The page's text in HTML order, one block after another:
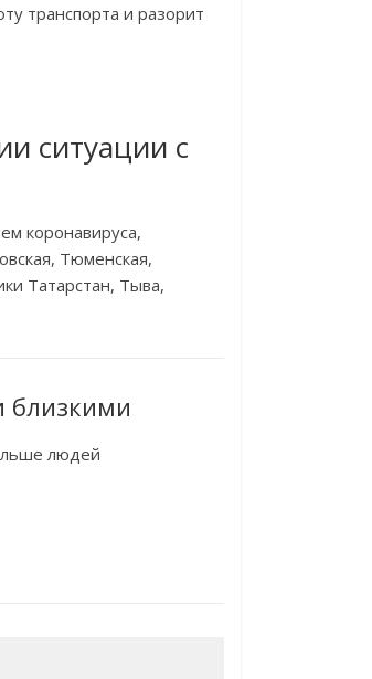
транспорта и разорит
ситуации с
коронавируса,
Тюменская,
Татарстан, Тыва,
близкими
людей